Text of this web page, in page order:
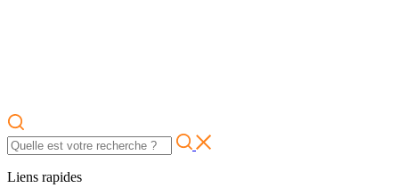
Liens rapides